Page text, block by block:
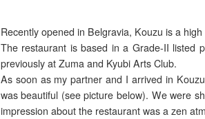
Recently opened in Belgravia, Kouzu is a
The restaurant is based in a Grade-II listed
previously at Zuma and Kyubi Arts Club.
As soon as my partner and I arrived in
was beautiful (see picture below). We were
impression about the restaurant was a zen